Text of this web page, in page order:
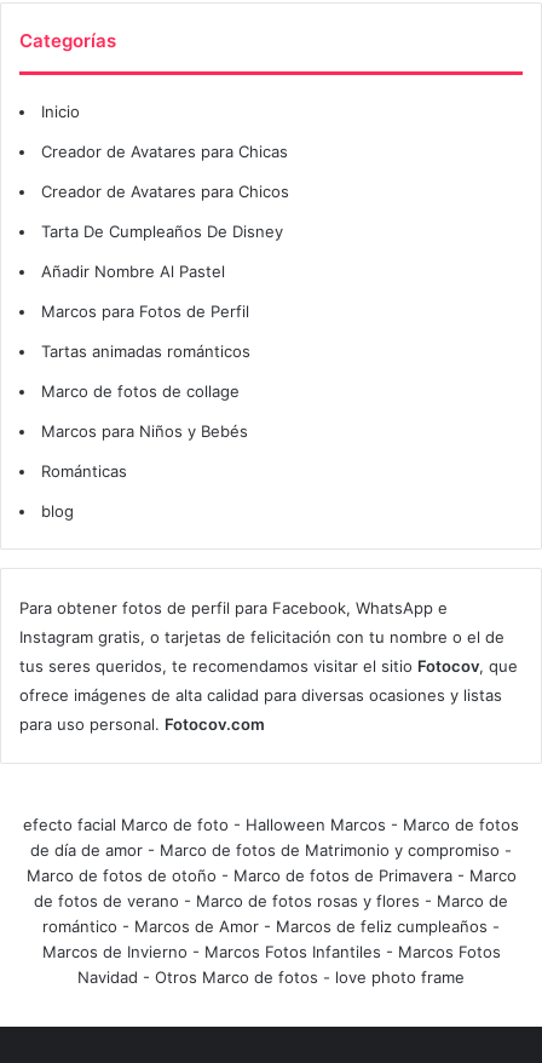
Categorías
Inicio
Creador de Avatares para Chicas
Creador de Avatares para Chicos
Tarta De Cumpleaños De Disney
Añadir Nombre Al Pastel
Marcos para Fotos de Perfil
Tartas animadas románticos
Marco de fotos de collage
Marcos para Niños y Bebés
Románticas
blog
Para obtener fotos de perfil para Facebook, WhatsApp e
Instagram gratis, o tarjetas de felicitación con tu nombre o el de
tus seres queridos, te recomendamos visitar el sitio Fotocov, que
ofrece imágenes de alta calidad para diversas ocasiones y listas
para uso personal. Fotocov.com
efecto facial Marco de foto - Halloween Marcos - Marco de fotos
de día de amor - Marco de fotos de Matrimonio y compromiso -
Marco de fotos de otoño - Marco de fotos de Primavera- Marco
de fotos de verano - Marco de fotos rosas y flores - Marco de
romántico - Marcos de Amor - Marcos de feliz cumpleaños -
Marcos de Invierno - Marcos Fotos Infantiles - Marcos Fotos
Navidad - Otros Marco de fotos - love photo frame